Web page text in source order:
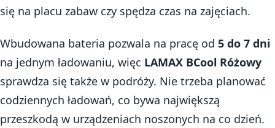
się na placu zabaw czy spędza czas na zajęciach.
Wbudowana bateria pozwala na pracę od 5 do 7 dni
na jednym ładowaniu, więc LAMAX BCool Różowy
sprawdza się także w podróży. Nie trzeba planować
codziennych ładowań, co bywa największą
przeszkodą w urządzeniach noszonych na co dzień.